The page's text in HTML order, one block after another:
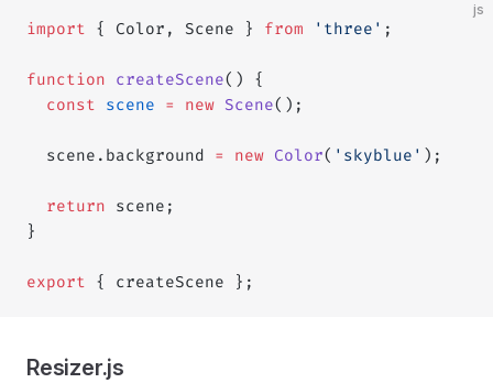
js
import { Color, Scene } from 'three' ;
function createScene() {
  const
scene = new Scene();
  scene.background
= new Color( 'skyblue' );
  return
scene;
}
export { createScene };
Resizer.js